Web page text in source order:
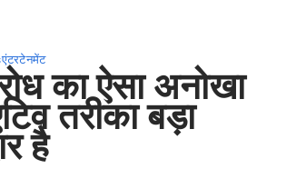
को
एंटरटेनमेंट
का ऐसा अनोखा
तरीका बड़ा
है